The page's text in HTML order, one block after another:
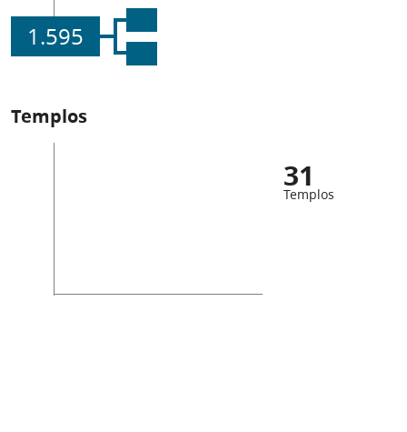
1.595
Templos
31
Templos